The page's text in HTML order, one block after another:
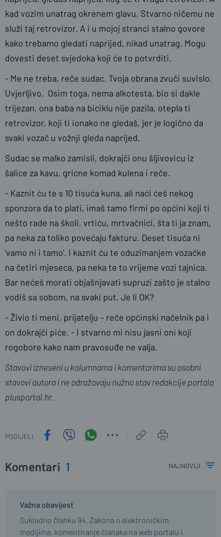
kad vozim unatrag okrenem glavu. Stvarno ničemu ne
služi taj retrovizor. A i u mojoj stranci stalno govore
kako trebamo gledati naprijed, nikad unatrag. Mogu
dovesti deset svjedoka koji će to potvrditi.
- Me ne treba, reče sudac. Tvoja obrana zvuči suvislo.
Uvjerljivo. Osim toga, nema alkotesta, bio si dakle
trijezan, ona baba na biciklu nije pazila, otepla ti
retrovizor, koji ti ionako ne gledaš, jer je logično da
svaki vozač u vožnji gleda naprijed.
Sudac se malko zamisli, dokrajči onu šljivovicu iz
šalice za kavu, gricne komad kulena i reče.
- Kaznit ću te s 10 tisuća kuna, ali naći ćeš nekog
sponzora da to plati, imaš tamo firmi po općini koji ti
nešto rade na školi, vrtiću, mrtvačnici, šta ti ja znam,
pa neka za toliko povećaju fakturu. Deset tisuća ni
'vamo ni i tamo'. I kaznit ću te oduzimanjem vozačke
na četiri mjeseca, pa neka te to vrijeme vozi tajnica.
Bar nećeš morati objašnjavati supruzi zašto je stalno
vodiš sa sobom, na svaki put. Je li OK?
- Živio ti meni, prijatelju – reče općinski načelnik pa i
on dokrajči piće. - I stvarno mi nisu jasni oni koji
rogobore kako nam pravosuđe ne valja.
Stavovi izneseni u kolumnama i komentarima su osobni
stavovi autora i ne odražavaju nužno stav redakcije portala
plusportal.hr.
PODIJELI
Komentari 1 najnoviji
Važna obavijest
Sukladno članku 94. Zakona o elektroničkim
medijima, komentiranje članaka na web portalu i